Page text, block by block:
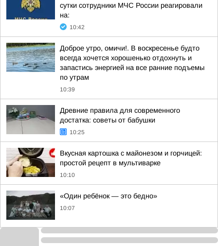
сутки сотрудники МЧС России реагировали
на:
10:42
Доброе утро, омичи!. В воскресенье будто
всегда хочется хорошенько отдохнуть и
запастись энергией на все ранние подъемы
по утрам
10:39
Древние правила для современного
достатка: советы от бабушки
10:25
Вкусная картошка с майонезом и горчицей:
простой рецепт в мультиварке
10:10
«Один ребёнок — это бедно»
10:07